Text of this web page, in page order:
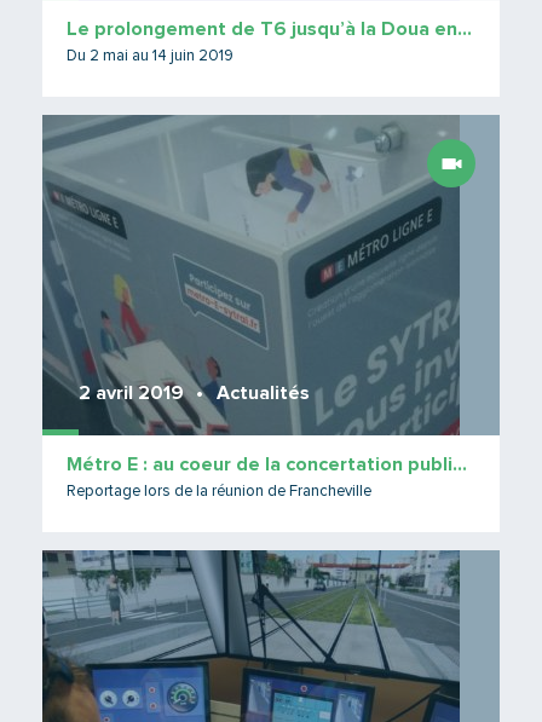
Le prolongement de T6 jusqu’à la Doua en concertation
Du 2 mai au 14 juin 2019
2 avril 2019 Actualités
Métro E : au coeur de la concertation publique
Reportage lors de la réunion de Francheville